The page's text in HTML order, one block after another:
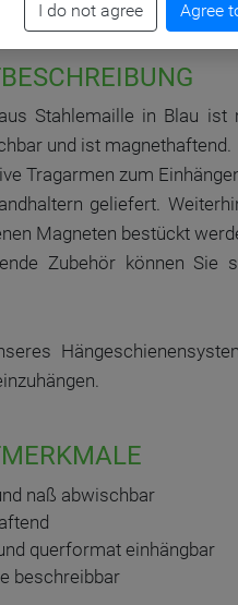
Stahlemaille in Blau ist
und ist magnethaftend.
Tragarmen zum
geliefert.
Magneten bestückt
Zubehör können Sie
naß abwischbar
querformat einhängbar
beschreibbar
I do not agree Agree